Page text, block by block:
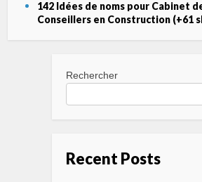
142 Idées de noms pour Cabinet
Conseillers en Construction (+61
Rechercher
Recent Posts